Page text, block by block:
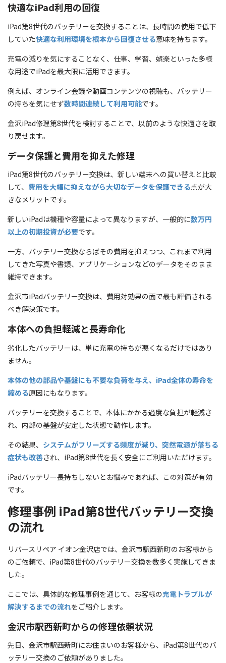
快適なiPad利用の回復
iPad第8世代のバッテリーを交換することは、長時間の使用で低下
していた快適な利用環境を根本から回復させる意味を持ちます。
充電の減りを気にすることなく、仕事、学習、娯楽といった多様
な用途でiPadを最大限に活用できます。
例えば、オンライン会議や動画コンテンツの視聴も、バッテリー
の持ちを気にせず数時間連続して利用可能です。
金沢iPad修理第8世代を検討することで、以前のような快適さを取
り戻せます。
データ保護と費用を抑えた修理
iPad第8世代のバッテリー交換は、新しい端末への買い替えと比較
して、 費用を大幅に抑えながら大切なデータを保護できる点が大
きなメリットです。
新しいiPadは機種や容量によって異なりますが、一般的に数万円
以上の初期投資が必要です。
一方、バッテリー交換ならばその費用を抑えつつ、これまで利用
してきた写真や書類、アプリケーションなどのデータをそのまま
維持できます。
金沢市iPadバッテリー交換は、費用対効果の面で最も評価される
べき解決策です。
本体への負担軽減と長寿命化
劣化したバッテリーは、単に充電の持ちが悪くなるだけではあり
ません。
本体の他の部品や基盤にも不要な負荷を与え、iPad全体の寿命を
縮める原因にもなります。
バッテリーを交換することで、本体にかかる過度な負担が軽減さ
れ、内部の基盤が安定した状態で動作します。
その結果、 システムがフリーズする頻度が減り、突然電源が落ちる
症状も改善され、iPad第8世代を長く安全にご利用いただけます。
iPadバッテリー長持ちしないとお悩みであれば、この対策が有効
です。
修理事例 iPad第8世代バッテリー交換
の流れ
リバースリペア イオン金沢店では、金沢市駅西新町のお客様から
のご依頼で、iPad第8世代のバッテリー交換を数多く実施してきま
した。
ここでは、具体的な修理事例を通じて、お客様の充電トラブルが
解決するまでの流れをご紹介します。
金沢市駅西新町からの修理依頼状況
先日、金沢市駅西新町にお住まいのお客様から、iPad第8世代のバ
ッテリー交換のご依頼がありました。